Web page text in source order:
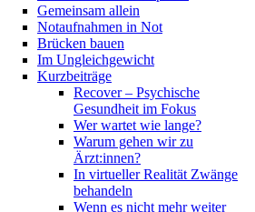
Gemeinsam allein
Notaufnahmen in Not
Brücken bauen
Im Ungleichgewicht
Kurzbeiträge
Recover – Psychische
Gesundheit im Fokus
Wer wartet wie lange?
Warum gehen wir zu
Ärzt:innen?
In virtueller Realität Zwänge
behandeln
Wenn es nicht mehr weiter